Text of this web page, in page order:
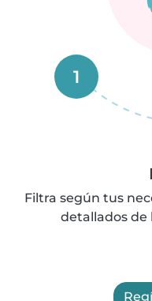
1
Filtra según tus
detallados de